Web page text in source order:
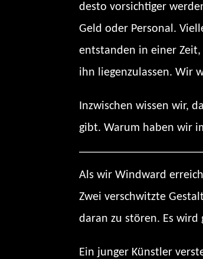
desto vorsichtiger
Geld oder Personal.
entstanden in einer
ihn liegenzulassen. Wir
Inzwischen wissen wir,
gibt. Warum haben wir
Als wir Windward
Zwei verschwitzte
daran zu stören. Es wird
Ein junger Künstler